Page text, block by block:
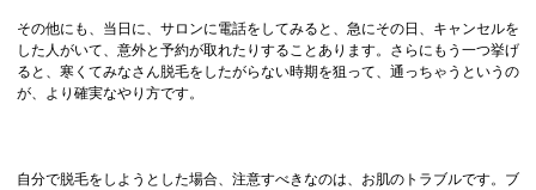
その他にも、当日に、サロンに電話をしてみると、急にその日、キャンセルを
した人がいて、意外と予約が取れたりすることあります。さらにもう一つ挙げ
ると、寒くてみなさん脱毛をしたがらない時期を狙って、通っちゃうというの
が、より確実なやり方です。
自分で脱毛をしようとした場合、注意すべきなのは、お肌のトラブルです。ブ